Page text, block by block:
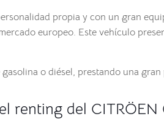
propia y con un gran
europeo. Este vehículo
o diésel, prestando una
renting del CITRÖEN